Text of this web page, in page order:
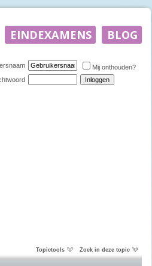
Mij onthouden?
Topictools Zoek in deze topic